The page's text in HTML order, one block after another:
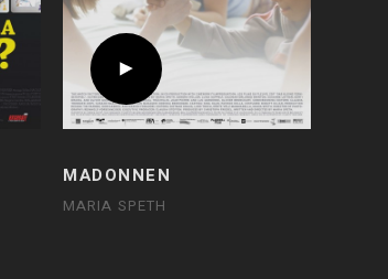
MADONNEN
MARIA SPETH